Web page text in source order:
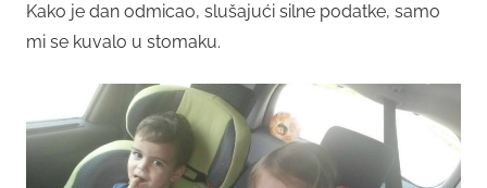
Kako je dan odmicao, slušajući silne podatke, samo
mi se kuvalo u stomaku.